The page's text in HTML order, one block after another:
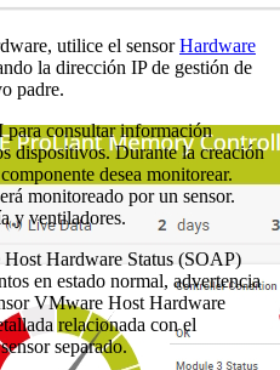
utilice el sensorHardware
la dirección IP de gestión de
padre.
consultar información
dispositivos. Durante la creación
desea monitorear.
monitoreado por un sensor.
y ventiladores.
Hardware Status (SOAP)
en estado normal, advertencia
VMware Host Hardware
relacionada con el
separado.